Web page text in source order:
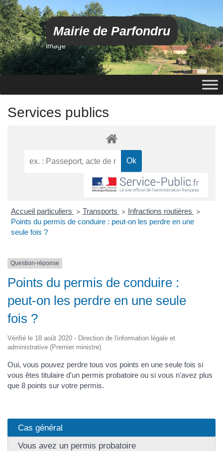
Mairie de Parfondru
image
Services publics
Accueil particuliers > Transports > Infractions routières >
Points du permis de conduire : peut-on les perdre en une
seule fois ?
Question-réponse
Points du permis de conduire :
peut-on les perdre en une seule
fois ?
Vérifié le 18 août 2020 - Direction de l'information légale et
administrative (Premier ministre)
Oui, vous pouvez perdre tous vos points en une seule fois si
vous êtes titulaire d'un permis probatoire ou si vous n'avez plus
que 8 points sur votre permis.
Cas général
Vous avez un permis probatoire